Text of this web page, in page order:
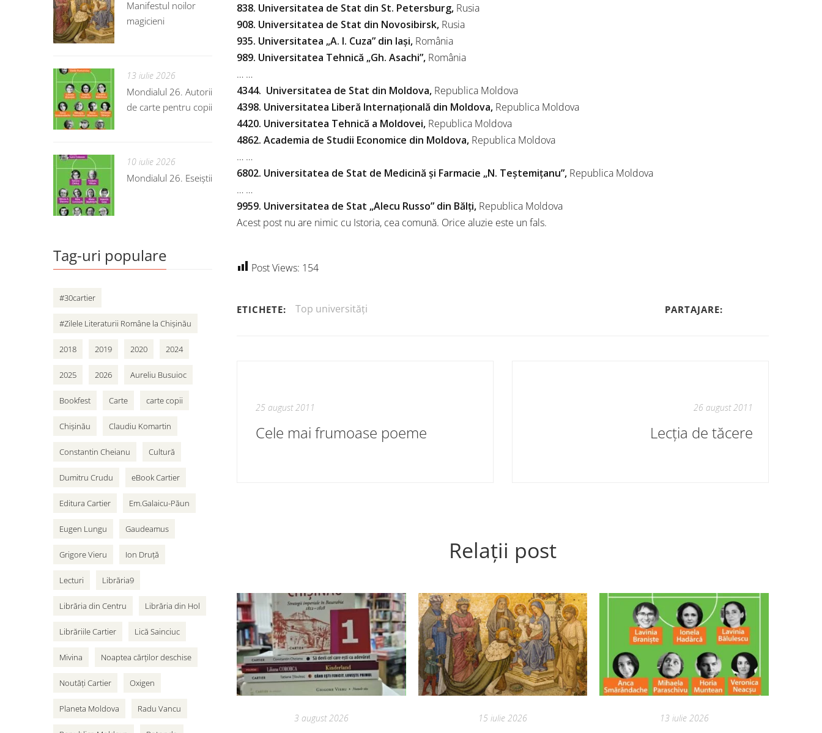
838. Universitatea de Stat din St. Petersburg, Rusia
908. Universitatea de Stat din Novosibirsk, Rusia
935. Universitatea „A. I. Cuza” din Iaşi, România
989. Universitatea Tehnică „Gh. Asachi”, România
… …
4344. Universitatea de Stat din Moldova, Republica Moldova
4398. Universitatea Liberă Internaţională din Moldova, Republica Moldova
4420. Universitatea Tehnică a Moldovei, Republica Moldova
4862. Academia de Studii Economice din Moldova, Republica Moldova
… …
6802. Universitatea de Stat de Medicină şi Farmacie „N. Teştemiţanu”, Republica Moldova
… …
9959. Universitatea de Stat „Alecu Russo” din Bălţi, Republica Moldova
Acest post nu are nimic cu Istoria, cea comună. Orice aluzie este un fals.
Post Views: 154
ETICHETE: Top universități PARTAJARE:
25 august 2011
Cele mai frumoase poeme
26 august 2011
Lecția de tăcere
Relații post
3 august 2026 15 iulie 2026 13 iulie 2026
Manifestul noilor
magicieni
13 iulie 2026
Mondialul 26. Autorii
de carte pentru copii
10 iulie 2026
Mondialul 26. Eseiștii
Tag-uri populare
#30cartier
#Zilele Literaturii Române la Chișinău
2018 2019 2020 2024
2025 2026 Aureliu Busuioc
Bookfest Carte carte copii
Chișinău Claudiu Komartin
Constantin Cheianu Cultură
Dumitru Crudu eBook Cartier
Editura Cartier Em.Galaicu-Păun
Eugen Lungu Gaudeamus
Grigore Vieru Ion Druță
Lecturi Librăria9
Librăria din Centru Librăria din Hol
Librăriile Cartier Lică Sainciuc
Mivina Noaptea cărților deschise
Noutăți Cartier Oxigen
Planeta Moldova Radu Vancu